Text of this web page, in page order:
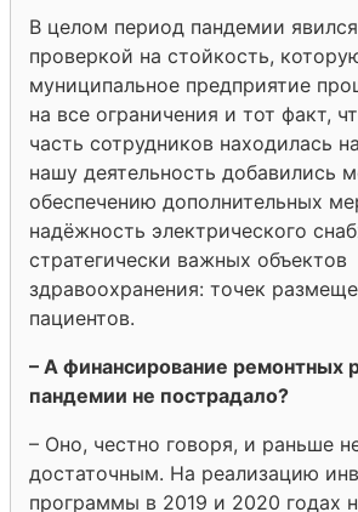
В целом период пандемии
проверкой на стойкость,
муниципальное предприятие
на все ограничения и тот факт,
часть сотрудников находилась
нашу деятельность добавились
обеспечению дополнительных
надёжность электрического
стратегически важных объектов
здравоохранения: точек
пациентов.
– А финансирование ремонтных
пандемии не пострадало?
– Оно, честно говоря, и раньше
достаточным. На реализацию
программы в 2019 и 2020 годах